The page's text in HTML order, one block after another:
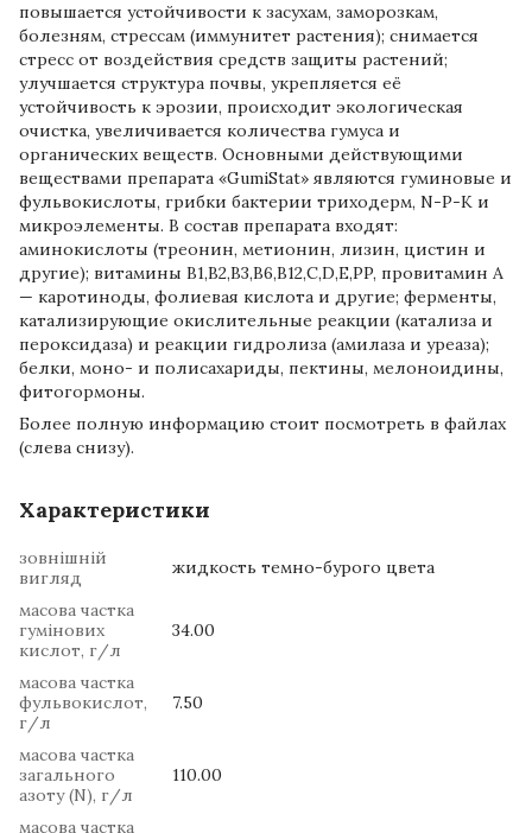
повышается устойчивости к засухам, заморозкам,
болезням, стрессам (иммунитет растения); снимается
стресс от воздействия средств защиты растений;
улучшается структура почвы, укрепляется её
устойчивость к эрозии, происходит экологическая
очистка, увеличивается количества гумуса и
органических веществ. Основными действующими
веществами препарата «GumiStat» являются гуминовые и
фульвокислоты, грибки бактерии триходерм, N-P-K и
микроэлементы. В состав препарата входят:
аминокислоты (треонин, метионин, лизин, цистин и
другие); витамины В1,В2,В3,В6,В12,C,D,E,PP, провитамин А
— каротиноды, фолиевая кислота и другие; ферменты,
катализирующие окислительные реакции (катализа и
пероксидаза) и реакции гидролиза (амилаза и уреаза);
белки, моно- и полисахариды, пектины, мелоноидины,
фитогормоны.
Более полную информацию стоит посмотреть в файлах
(слева снизу).
Характеристики
зовнішній
вигляд
жидкость темно-бурого цвета
масова частка
гумінових
кислот, г/л
34.00
масова частка
фульвокислот,
г/л
7.50
масова частка
загального
азоту (N), г/л
110.00
масова частка